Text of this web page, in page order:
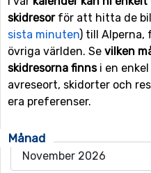
skidresorför att hitta de
sista minuten) till Alperna,
övriga världen. Se vilken
skidresorna finnsi en enkel
avreseort, skidorter och
era preferenser.
Månad